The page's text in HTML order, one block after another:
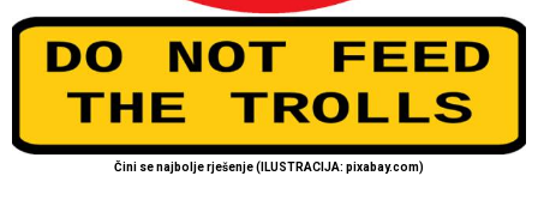
Čini se najbolje rješenje (ILUSTRACIJA: pixabay.com)